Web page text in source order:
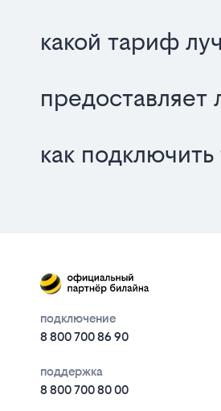
какой тариф
как
подключение
8 800 700 86 90
поддержка
8 800 700 80 00